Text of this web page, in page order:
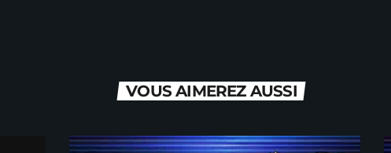
VOUS AIMEREZ AUSSI